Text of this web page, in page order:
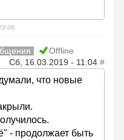
Offline
Сб, 16.03.2019 - 11:04 #
что новые
- продолжает быть